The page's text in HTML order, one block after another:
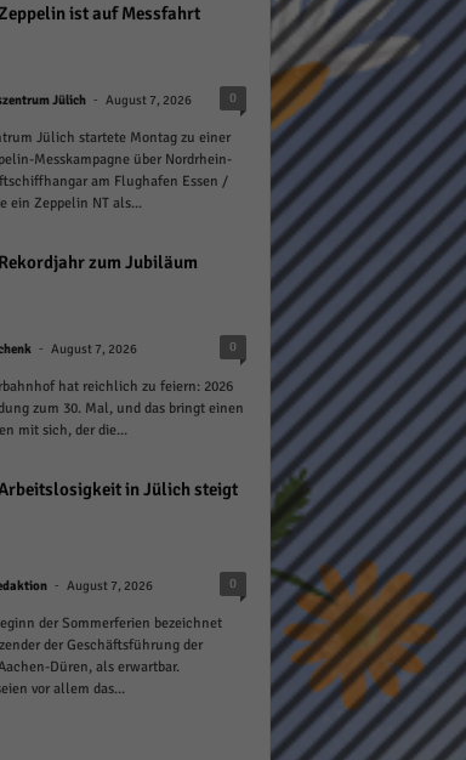
ist auf Messfahrt
Jülich - August 7, 2026 0
Jülich startete Montag zu einer
Messkampagne über Nordrhein-
am Flughafen Essen /
ein Zeppelin NT als...
Rekordjahr zum Jubiläum
- August 7, 2026 0
hat reichlich zu feiern: 2026
zum 30. Mal, und das bringt einen
mit sich, der die...
in Jülich steigt
- August 7, 2026 0
der Sommerferien bezeichnet
der Geschäftsführung der
Düren, als erwartbar.
vor allem das...